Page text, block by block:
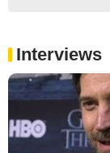
Interviews